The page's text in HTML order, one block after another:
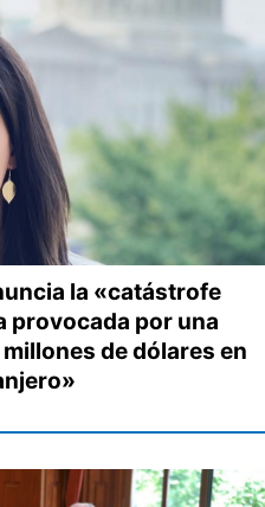
la «catástrofe
provocada por una
de dólares en